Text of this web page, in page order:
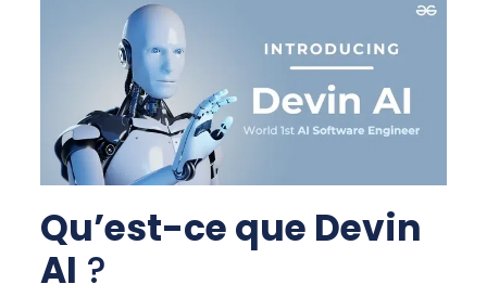
Qu’est-ce que Devin
AI ?